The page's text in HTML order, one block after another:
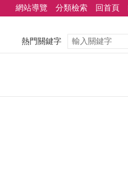
網站導覽 分類檢索 回首頁
熱門關鍵字